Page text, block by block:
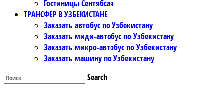
Гостиницы Сентябсая
ТРАНСФЕР В УЗБЕКИСТАНЕ
Заказать автобус по Узбекистану
Заказать миди-автобус по Узбекистану
Заказать микро-автобус по Узбекистану
Заказать машину по Узбекистану
Search